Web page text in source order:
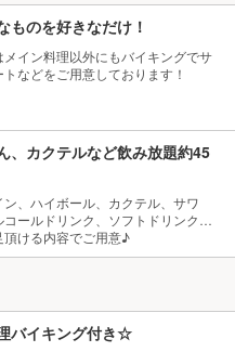
ものを好きなだけ！
イン料理以外にもバイキングでサ
などをご用意しております！
、カクテルなど飲み放題約45
、ハイボール、カクテル、サワ
コールドリンク、ソフトドリンク…
頂ける内容でご用意♪
バイキング付き☆